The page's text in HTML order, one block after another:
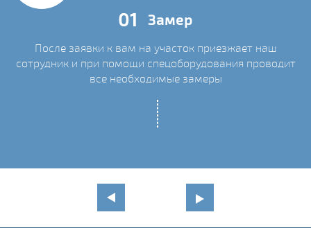
01 Замер
После заявки к вам на участок приезжает наш
сотрудник и при помощи спецоборудования проводит
все необходимые замеры